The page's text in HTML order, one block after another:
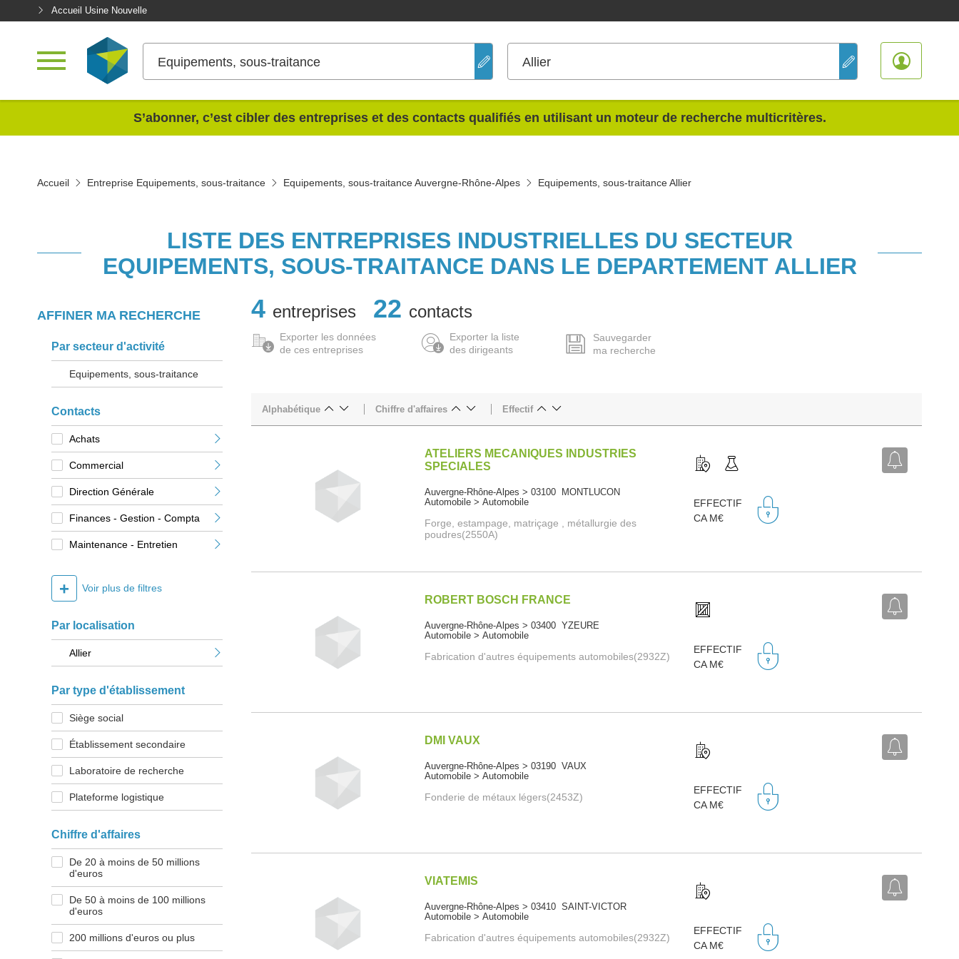
Accueil Usine Nouvelle
Equipements, sous-traitance Allier
S’abonner, c’est cibler des entreprises et des contacts qualifiés en utilisant un moteur de recherche multicritères.
Accueil Entreprise Equipements, sous-traitance Equipements, sous-traitance Auvergne-Rhône-Alpes Equipements, sous-traitance Allier
LISTE DES ENTREPRISES INDUSTRIELLES DU SECTEUR
EQUIPEMENTS, SOUS-TRAITANCE DANS LE DEPARTEMENT ALLIER
AFFINER MA RECHERCHE
Par secteur d'activité
Equipements, sous-traitance
Contacts
Achats
Commercial
Direction Générale
Finances - Gestion - Compta
Maintenance - Entretien
+ Voir plus de filtres
Par localisation
Allier
Par type d'établissement
Siège social
Établissement secondaire
Laboratoire de recherche
Plateforme logistique
Chiffre d'affaires
De 20 à moins de 50 millions
d'euros
De 50 à moins de 100 millions
d'euros
200 millions d'euros ou plus
4 entreprises 22 contacts
Exporter les données
de ces entreprises
Exporter la liste
des dirigeants
Sauvegarder
ma recherche
Alphabétique Chiffre d'affaires Effectif
ATELIERS MECANIQUES INDUSTRIES
SPECIALES
Auvergne-Rhône-Alpes > 03100 MONTLUCON
Automobile > Automobile
Forge, estampage, matriçage , métallurgie des
poudres(2550A)
EFFECTIF
CA M€
ROBERT BOSCH FRANCE
Auvergne-Rhône-Alpes > 03400 YZEURE
Automobile > Automobile
Fabrication d'autres équipements automobiles(2932Z)
EFFECTIF
CA M€
DMI VAUX
Auvergne-Rhône-Alpes > 03190 VAUX
Automobile > Automobile
Fonderie de métaux légers(2453Z)
EFFECTIF
CA M€
VIATEMIS
Auvergne-Rhône-Alpes > 03410 SAINT-VICTOR
Automobile > Automobile
Fabrication d'autres équipements automobiles(2932Z)
EFFECTIF
CA M€